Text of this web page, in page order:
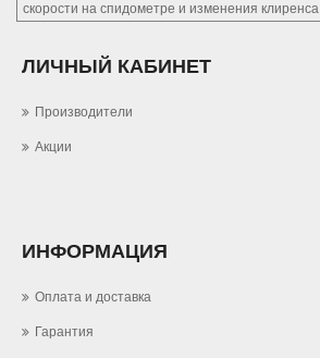
скорости на спидометре и изменения клиренса
ЛИЧНЫЙ КАБИНЕТ
Производители
Акции
ИНФОРМАЦИЯ
Оплата и доставка
Гарантия